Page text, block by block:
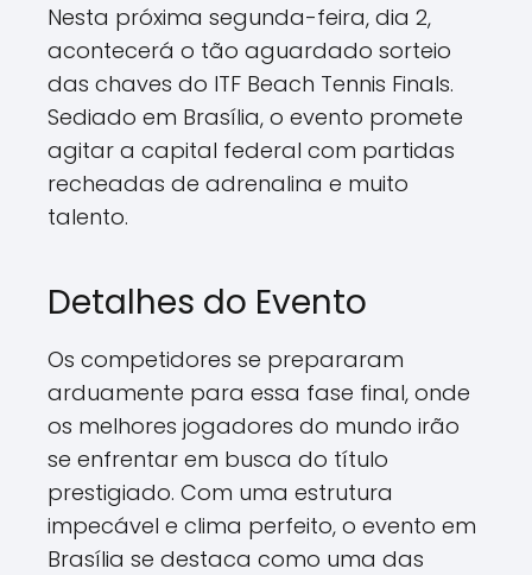
Nesta próxima segunda-feira, dia 2,
acontecerá o tão aguardado sorteio
das chaves do ITF Beach Tennis Finals.
Sediado em Brasília, o evento promete
agitar a capital federal com partidas
recheadas de adrenalina e muito
talento.
Detalhes do Evento
Os competidores se prepararam
arduamente para essa fase final, onde
os melhores jogadores do mundo irão
se enfrentar em busca do título
prestigiado. Com uma estrutura
impecável e clima perfeito, o evento em
Brasília se destaca como uma das